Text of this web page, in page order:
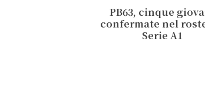
PB63, cinque
confermate nel
Serie A1